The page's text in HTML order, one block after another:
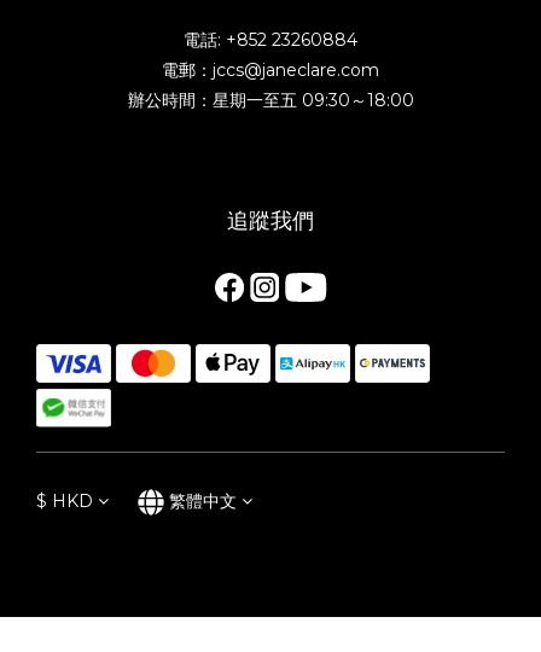
電話: +852 23260884
電郵：jccs@janeclare.com
辦公時間：星期一至五 09:30～18:00
追蹤我們
$ HKD 繁體中文